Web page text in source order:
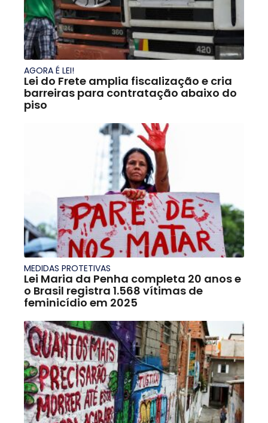
AGORA É LEI!
Lei do Frete amplia fiscalização e cria
barreiras para contratação abaixo do
piso
MEDIDAS PROTETIVAS
Lei Maria da Penha completa 20 anos e
o Brasil registra 1.568 vítimas de
feminicídio em 2025